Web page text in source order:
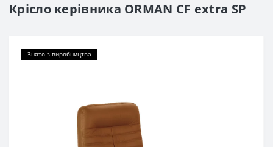
Крісло керівника ORMAN CF extra SP
Знято з виробництва